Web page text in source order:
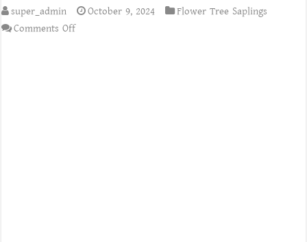
super_admin October 9, 2024
Flower Tree Saplings
Comments Offon